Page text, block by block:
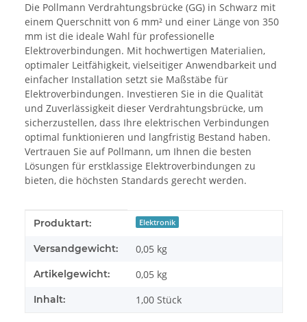
Die Pollmann Verdrahtungsbrücke (GG) in Schwarz mit
einem Querschnitt von 6 mm² und einer Länge von 350
mm ist die ideale Wahl für professionelle
Elektroverbindungen. Mit hochwertigen Materialien,
optimaler Leitfähigkeit, vielseitiger Anwendbarkeit und
einfacher Installation setzt sie Maßstäbe für
Elektroverbindungen. Investieren Sie in die Qualität
und Zuverlässigkeit dieser Verdrahtungsbrücke, um
sicherzustellen, dass Ihre elektrischen Verbindungen
optimal funktionieren und langfristig Bestand haben.
Vertrauen Sie auf Pollmann, um Ihnen die besten
Lösungen für erstklassige Elektroverbindungen zu
bieten, die höchsten Standards gerecht werden.
Produkteigenschaft
Wert
Produktart: Elektronik
Versandgewicht: 0,05 kg
Artikelgewicht: 0,05 kg
Inhalt: 1,00 Stück